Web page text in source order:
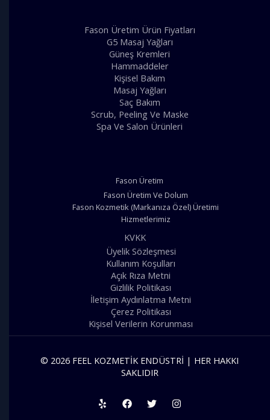
Fason Üretim Ürün Fiyatları
G5 Masaj Yağları
Güneş Kremleri
Hammaddeler
Kişisel Bakım
Masaj Yağları
Saç Bakım
Scrub, Peeling Ve Maske
Spa Ve Salon Ürünleri
Fason Üretim
Fason Üretim Ve Dolum
Fason Kozmetik (Markanıza Özel) Üretimi
Hizmetlerimiz
KVKK
Üyelik Sözleşmesi
Kullanım Koşulları
Açık Rıza Metni
Gizlilik Politikası
İletişim Aydınlatma Metni
Çerez Politikası
Kişisel Verilerin Korunması
© 2026 FEEL KOZMETIK ENDÜSTRI | HER HAKKI
SAKLIDIR